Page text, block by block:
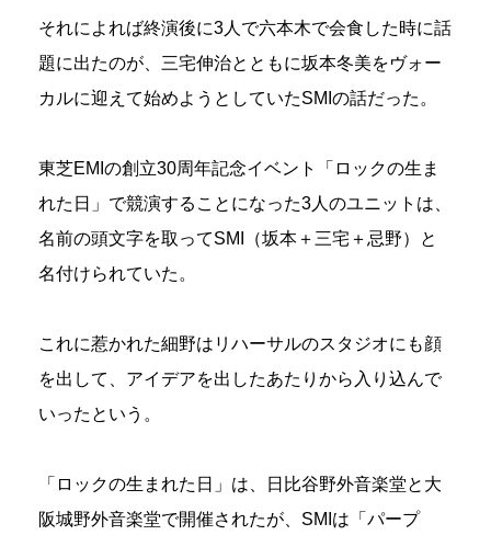
それによれば終演後に3人で六本木で会食した時に話
題に出たのが、三宅伸治とともに坂本冬美をヴォー
カルに迎えて始めようとしていたSMIの話だった。
東芝EMIの創立30周年記念イベント「ロックの生ま
れた日」で競演することになった3人のユニットは、
名前の頭文字を取ってSMI（坂本＋三宅＋忌野）と
名付けられていた。
これに惹かれた細野はリハーサルのスタジオにも顔
を出して、アイデアを出したあたりから入り込んで
いったという。
「ロックの生まれた日」は、日比谷野外音楽堂と大
阪城野外音楽堂で開催されたが、SMIは「パープ